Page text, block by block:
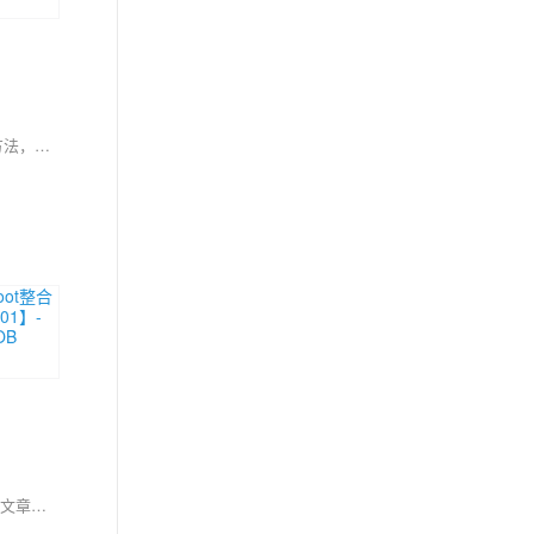
尽管大规模语言模型（LLMs）在多种应用场景中表现出色，但其庞大的规模也带来了实际部署难题。本文探讨了通过模型压缩技术解决这些问题的方法，介绍了量化、剪枝和知识蒸馏三种主要压缩技术，并通过具体Python代码示例展示了如何将一个100M参数的文本分类模型压缩至52.8M参数，再通过4位量化进一步减小至原来的1/7，同时保持甚至提升性能。示例代码展示了从数据预处理、模型训练到评估的完整流程，证明了压缩技术的有效性。
在AI技术快速发展的背景下，阿里云DMS + X平台应运而生，通过OneMeta和OneOps两大创新，提供统一元数据服务及一体化Data + AI开发环境。文章详细介绍了DMS + X在数据治理、开发提效及实际案例中的应用，助力企业在GenAI时代实现数字化转型。